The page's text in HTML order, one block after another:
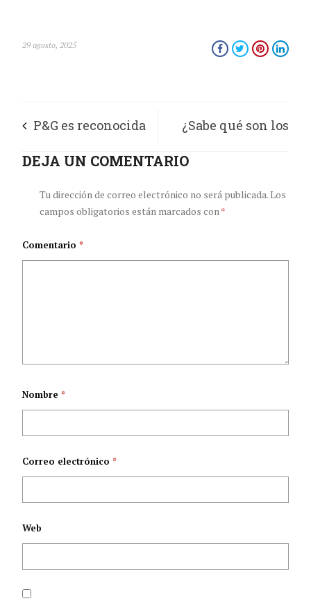
29 agosto, 2025
P&G es reconocida
como referente en
equidad e inclusión
por el Ranking PAR
¿Sabe qué son los
endocrinos?
DEJA UN COMENTARIO
Tu dirección de correo electrónico no será publicada.Los
campos obligatorios están marcados con*
Comentario*
Nombre*
Correo electrónico*
Web